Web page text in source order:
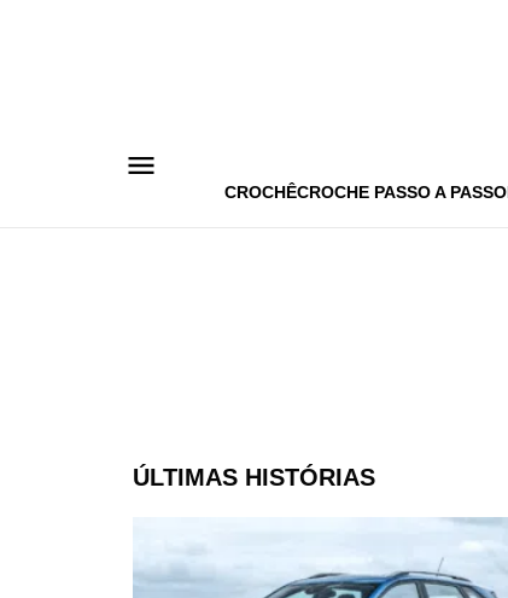
CROCHÊCROCHE PASSO A PASSO
ÚLTIMAS HISTÓRIAS